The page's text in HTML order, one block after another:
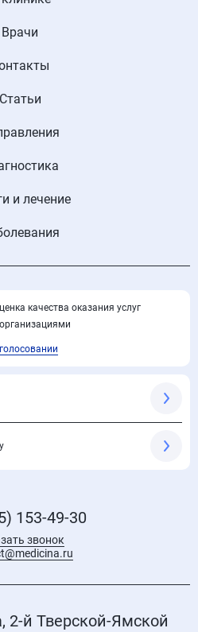
качества оказания услуг
Врачи
Статьи
и лечение
153-49-30
звонок
2-й Тверской-Ямской